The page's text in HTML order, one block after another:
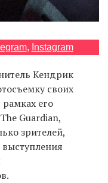
, Instagram
Кендрик
своих
его
The Guardian,
зрителей,